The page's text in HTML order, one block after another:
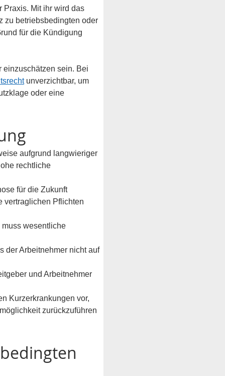
Praxis. Mit ihr wird das
zu betriebsbedingten oder
für die Kündigung
einzuschätzen sein. Bei
unverzichtbar, um
oder eine
aufgrund langwieriger
rechtliche
für die Zukunft
vertraglichen Pflichten
wesentliche
der Arbeitnehmer nicht auf
und Arbeitnehmer
Kurzerkrankungen vor,
zurückzuführen